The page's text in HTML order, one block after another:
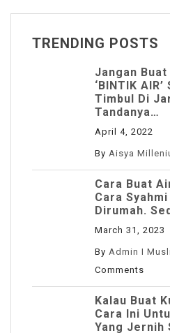
TRENDING POSTS
Jangan
‘BINTIK
Timbul Di
Tandanya…
April 4, 2022
By Aisya
Cara Buat
Cara
Dirumah.
March 31, 2023
By Admin I
Comments
Kalau Buat
Cara Ini
Yang Jernih